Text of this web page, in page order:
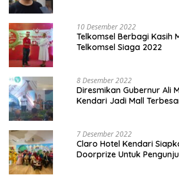
10 Desember 2022
Telkomsel Berbagi Kasih
Telkomsel Siaga 2022
8 Desember 2022
Diresmikan Gubernur Ali
Kendari Jadi Mall
7 Desember 2022
Claro Hotel Kendari
Doorprize Untuk